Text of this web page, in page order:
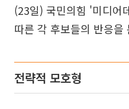
(23일) 국민의힘 '미디어
따른 각 후보들의 반응을
전략적 모호형